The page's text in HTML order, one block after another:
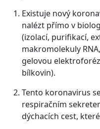
Existuje nový
nalézt přímo v
(izolací, purifikací,
makromolekuly
gelovou
bílkovin).
Tento koronavirus
respiračním
dýchacích cest,